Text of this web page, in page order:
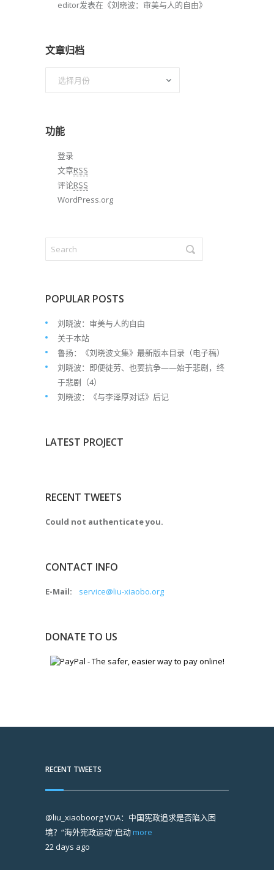
editor发表在《刘晓波：审美与人的自由》
文章归档
功能
登录
文章RSS
评论RSS
WordPress.org
POPULAR POSTS
刘晓波：审美与人的自由
关于本站
鲁扬：《刘晓波文集》最新版本目录（电子稿）
刘晓波：即便徒劳、也要抗争——始于悲剧，终
于悲剧（4）
刘晓波：《与李泽厚对话》后记
LATEST PROJECT
RECENT TWEETS
Could not authenticate you.
CONTACT INFO
E-Mail: service@liu-xiaobo.org
DONATE TO US
RECENT TWEETS
@liu_xiaoboorgVOA：中国宪政追求是否陷入困
境？“海外宪政运动”启动 more
22 days ago